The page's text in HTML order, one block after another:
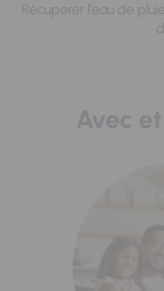
Récupérer l'eau de
Avec